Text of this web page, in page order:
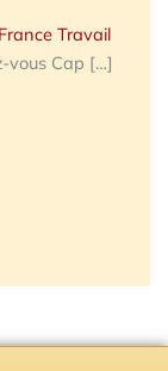
Travail
vous Cap […]